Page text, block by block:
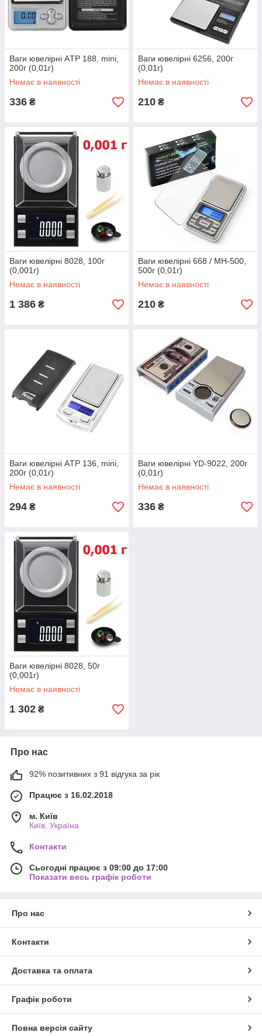
Ваги ювелірні AТР 188, mini,
200г (0,01г)
Немає в наявності
336 ₴
Ваги ювелірні 6256, 200г
(0,01г)
Немає в наявності
210 ₴
Ваги ювелірні 8028, 100г
(0,001г)
Немає в наявності
1 386 ₴
Ваги ювелірні 668 / MH-500,
500г (0,01г)
Немає в наявності
210 ₴
Ваги ювелірні AТР 136, mini,
200г (0,01г)
Немає в наявності
294 ₴
Ваги ювелірні YD-9022, 200г
(0,01г)
Немає в наявності
336 ₴
Ваги ювелірні 8028, 50г
(0,001г)
Немає в наявності
1 302 ₴
Про нас
92% позитивних з 91 відгука за рік
Працює з 16.02.2018
м. Київ
Київ, Україна
Контакти
Сьогодні працює з 09:00 до 17:00
Показати весь графік роботи
Про нас
Контакти
Доставка та оплата
Графік роботи
Повна версія сайту